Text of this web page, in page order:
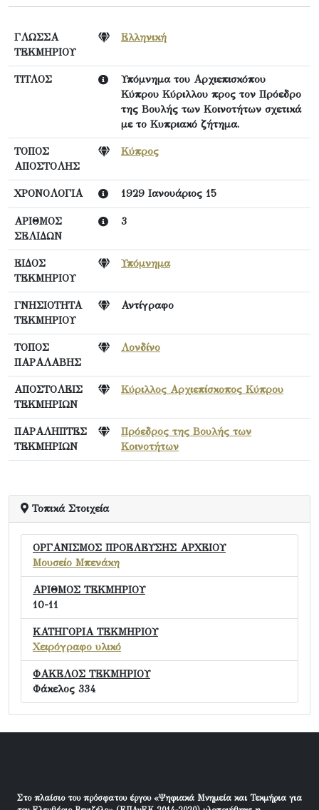
ΓΛΩΣΣΑ
ΤΕΚΜΗΡΙΟΥ
Ελληνική
ΤΙΤΛΟΣ
Υπόμνημα του Αρχιεπισκόπου
Κύπρου Κύριλλου προς τον Πρόεδρο
της Βουλής των Κοινοτήτων σχετικά
με το Κυπριακό ζήτημα.
ΤΟΠΟΣ
ΑΠΟΣΤΟΛΗΣ
Κύπρος
ΧΡΟΝΟΛΟΓΙΑ 1929 Ιανουάριος 15
ΑΡΙΘΜΟΣ
ΣΕΛΙΔΩΝ
3
ΕΙΔΟΣ
ΤΕΚΜΗΡΙΟΥ
Υπόμνημα
ΓΝΗΣΙΟΤΗΤΑ
ΤΕΚΜΗΡΙΟΥ
Αντίγραφο
ΤΟΠΟΣ
ΠΑΡΑΛΑΒΗΣ
Λονδίνο
ΑΠΟΣΤΟΛΕΙΣ
ΤΕΚΜΗΡΙΩΝ
Κύριλλος Αρχιεπίσκοπος Κύπρου
ΠΑΡΑΛΗΠΤΕΣ
ΤΕΚΜΗΡΙΩΝ
Πρόεδρος της Βουλής των
Κοινοτήτων
Τοπικά Στοιχεία
ΟΡΓΑΝΙΣΜΟΣ ΠΡΟΕΛΕΥΣΗΣ ΑΡΧΕΙΟΥ
Μουσείο Μπενάκη
ΑΡΙΘΜΟΣ ΤΕΚΜΗΡΙΟΥ
10-11
ΚΑΤΗΓΟΡΙΑ ΤΕΚΜΗΡΙΟΥ
Χειρόγραφο υλικό
ΦΑΚΕΛΟΣ ΤΕΚΜΗΡΙΟΥ
Φάκελος 334
Στο πλαίσιο του πρόσφατου έργου «Ψηφιακά Μνημεία και Τεκμήρια για